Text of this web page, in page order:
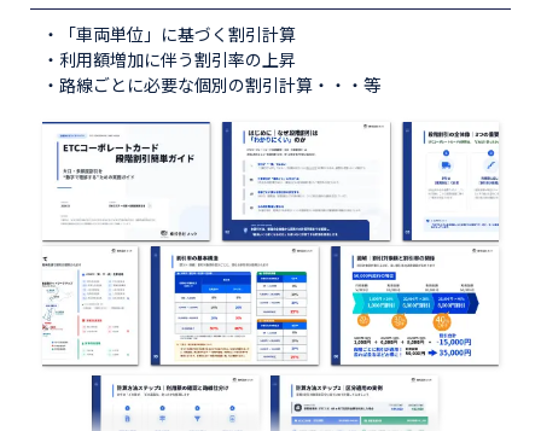
・「車両単位」に基づく割引計算
・利用額増加に伴う割引率の上昇
・路線ごとに必要な個別の割引計算・・・等